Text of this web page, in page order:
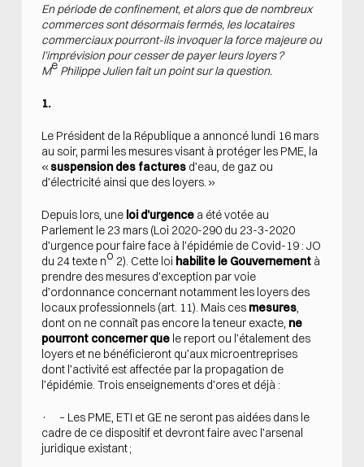
En période de confinement, et alors que de nombreux
commerces sont désormais fermés, les locataires
commerciaux pourront-ils invoquer la force majeure ou
l’imprévision pour cesser de payer leurs loyers ?
MePhilippe Julien fait un point sur la question.
1.
Le Président de la République a annoncé lundi 16 mars
au soir, parmi les mesures visant à protéger les PME, la
«suspension des facturesd’eau, de gaz ou
d’électricité ainsi que des loyers. »
Depuis lors, une loi d’urgencea été votée au
Parlement le 23 mars (Loi 2020-290 du 23-3-2020
d’urgence pour faire face à l’épidémie de Covid-19 : JO
du 24 texte no 2). Cette loi habilite le Gouvernementà
prendre des mesures d’exception par voie
d’ordonnance concernant notamment les loyers des
locaux professionnels (art. 11). Mais ces mesures,
dont on ne connaît pas encore la teneur exacte, ne
pourront concerner quele report ou l’étalement des
loyers et ne bénéficieront qu’aux microentreprises
dont l’activité est affectée par la propagation de
l’épidémie. Trois enseignements d’ores et déjà :
· – Les PME, ETI et GE ne seront pas aidées dans le
cadre de ce dispositif et devront faire avec l’arsenal
juridique existant ;